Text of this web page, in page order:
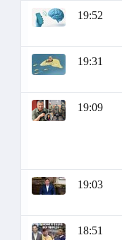
19:52
19:31
19:09
19:03
18:51